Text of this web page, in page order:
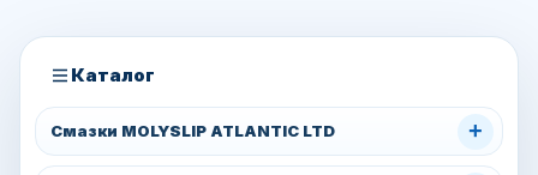
Каталог
Смазки MOLYSLIP ATLANTIC LTD +